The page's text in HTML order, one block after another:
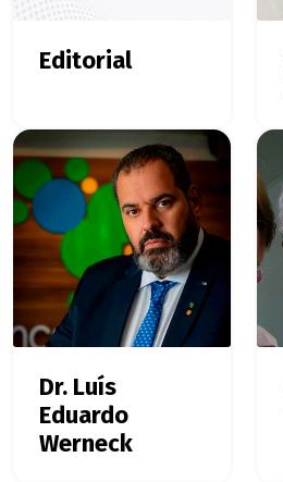
Editorial
Dr. Luís
Eduardo
Werneck